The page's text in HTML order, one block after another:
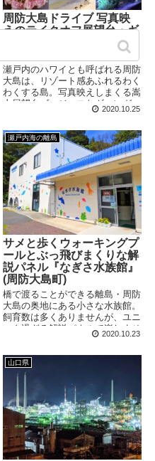
周防大島ドライブ 写真映
えのテイクオフ展望台・ギ
ャング丼・真宮島(周防大
瀬戸内のハワイとも呼ばれる周防
大島は、リゾート感あふれるわく
わくする島。写真映えしまくる嵩
山展望台ゴージャスなギャング
丼、砂の道を渡っていく真宮島な
の連続です。 2020/9/23(水) ハワ
イと呼ばれる離島 周防大島は柳
井市渡橋で向かうことができる
島。正式名称は屋代島ですが、周
防の国の大島であったことから周
防大島と呼ばれており、また市町
村も「周防大島町」となっ...
2020.10.25
瀬戸内海の離島
サメと歩くウォーキングプ
ールとぶっ飛びまくりな解
説パネル『なぎさ水族館』
(周防大島町)
橋で渡ることができる離島・周防
大島の奥地にある小さな水族館。
飼育数は多くありませんが、ユニ
ーク過ぎる解説パネルで楽しませ
てくれます。大きな屋内型のタッ
もできます。
2020.10.23
山口県